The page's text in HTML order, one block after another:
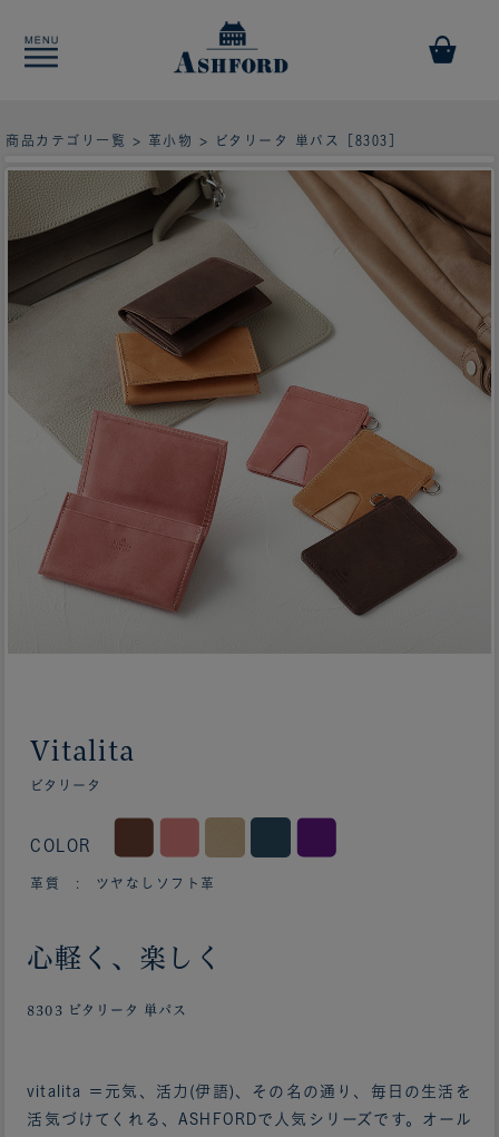
商品カテゴリ一覧 > 革小物 > ビタリータ 単パス［8303］
Vitalita
ビタリータ
COLOR
革質 : ツヤなしソフト革
心軽く、楽しく
8303 ビタリータ 単パス
vitalita ＝元気、活力(伊語)、その名の通り、毎日の生活を
活気づけてくれる、ASHFORDで人気シリーズです。オール